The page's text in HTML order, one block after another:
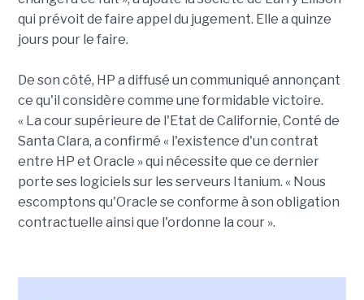
qui prévoit de faire appel du jugement. Elle a quinze
jours pour le faire.
De son côté, HP a diffusé un communiqué annonçant
ce qu'il considère comme une formidable victoire.
« La cour supérieure de l'Etat de Californie, Conté de
Santa Clara, a confirmé « l'existence d'un contrat
entre HP et Oracle » qui nécessite que ce dernier
porte ses logiciels sur les serveurs Itanium. « Nous
escomptons qu'Oracle se conforme à son obligation
contractuelle ainsi que l'ordonne la cour ».